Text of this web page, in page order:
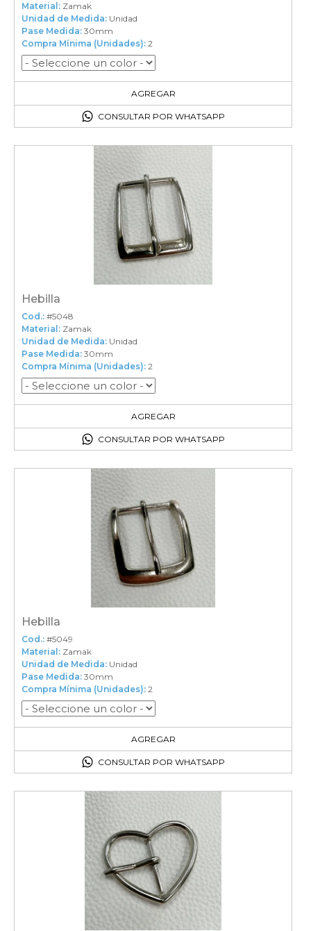
Material: Zamak
Unidad de Medida: Unidad
Pase Medida: 30mm
Compra Mínima (Unidades): 2
AGREGAR
2en el carrito
CONSULTAR POR WHATSAPP
Hebilla
Cod.: #5048
Material: Zamak
Unidad de Medida: Unidad
Pase Medida: 30mm
Compra Mínima (Unidades): 2
AGREGAR
2en el carrito
CONSULTAR POR WHATSAPP
Hebilla
Cod.: #5049
Material: Zamak
Unidad de Medida: Unidad
Pase Medida: 30mm
Compra Mínima (Unidades): 2
AGREGAR
2en el carrito
CONSULTAR POR WHATSAPP